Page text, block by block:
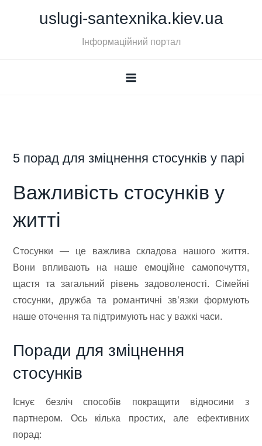
uslugi-santexnika.kiev.ua
Інформаційний портал
5 порад для зміцнення стосунків у парі
Важливість стосунків у
житті
Стосунки — це важлива складова нашого життя.
Вони впливають на наше емоційне самопочуття,
щастя та загальний рівень задоволеності. Сімейні
стосунки, дружба та романтичні зв’язки формують
наше оточення та підтримують нас у важкі часи.
Поради для зміцнення
стосунків
Існує безліч способів покращити відносини з
партнером. Ось кілька простих, але ефективних
порад: